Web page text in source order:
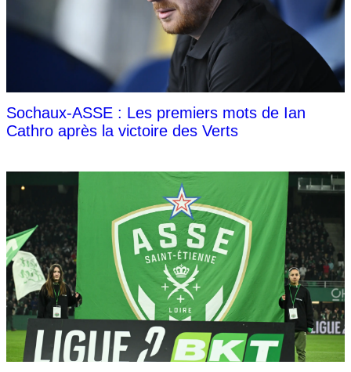
Sochaux-ASSE : Les premiers mots de Ian
Cathro après la victoire des Verts